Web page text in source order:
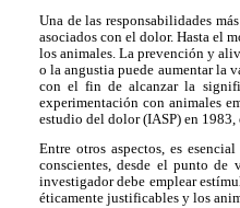
Una de las responsabilidades
asociados con el dolor. Hasta el
los animales. La prevención y
o la angustia puede aumentar la
con el fin de alcanzar la
experimentación con animales
estudio del dolor (IASP) en 1983,
Entre otros aspectos, es
conscientes, desde el punto de
investigador debe emplear
éticamente justificables y los